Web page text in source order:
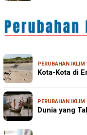
PERUBAHAN IKLIM
Kota-Kota di
PERUBAHAN IKLIM
Dunia yang